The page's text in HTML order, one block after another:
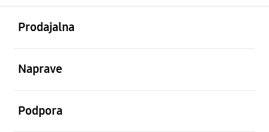
Prodajalna
Naprave
Podpora